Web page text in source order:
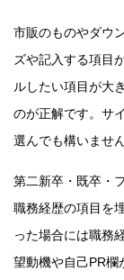
市販のものやダウ
ズや記入する項目
ルしたい項目が大
のが正解です。サ
選んでも構いません
第二新卒・既卒・
職務経歴の項目を
った場合には職務
望動機や自己PR欄